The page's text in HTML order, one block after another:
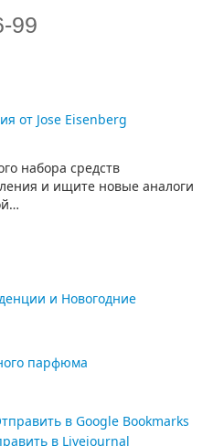
99
от Jose Eisenberg
набора средств
и ищите новые аналоги
ученик великого
современного женского
и Новогодние
до Нового года, тем более
парфюма
бы не знал Коко Шанель.
маленькое…